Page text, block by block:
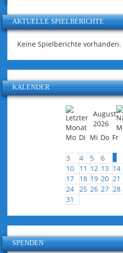
AKTUELLE SPIELBERICHTE
Keine Spielberichte vorhanden.
KALENDER
August
2026
Mo Di Mi Do Fr
3
4 5 6
10
11 12 13 14
17
18 19 20 21
24 25 26 27 28
31
SPENDEN